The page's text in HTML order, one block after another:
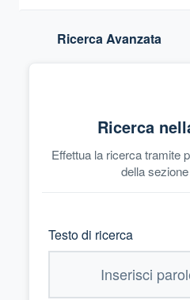
Ricerca Avanzata
Ricerca
Effettua la ricerca tramite
della
Testo di ricerca